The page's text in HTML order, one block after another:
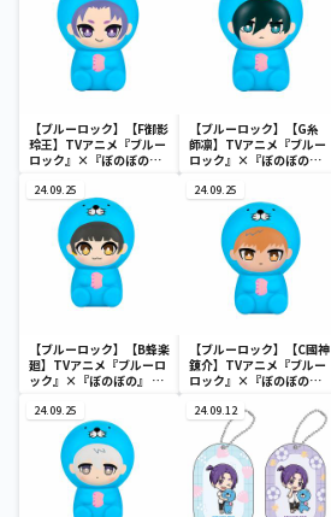
【ブルーロック】【F御影
玲王】TVアニメ『ブルー
ロック』×『ぼのぼの』
ア
【ブルーロック】【G糸
師凛】TVアニメ『ブルー
ロック』×『ぼのぼの』
ア
24.09.25
【ブルーロック】【B蜂楽
廻】TVアニメ『ブルーロ
ック』×『ぼのぼの』 ぷ
24.09.25
【ブルーロック】【C國神
錬介】TVアニメ『ブルー
ロック』×『ぼのぼの』
ア
24.09.25 24.09.12